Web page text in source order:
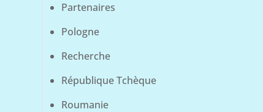
Partenaires
Pologne
Recherche
République Tchèque
Roumanie